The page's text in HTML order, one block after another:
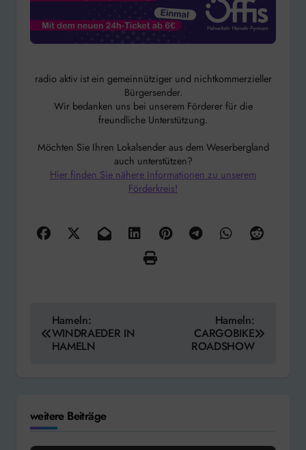
radio aktiv ist ein gemeinnütziger und nichtkommerzieller
Bürgersender.
Wir bedanken uns bei unserem Förderer für die
freundliche Unterstützung.
Möchten Sie Ihren Lokalsender aus dem Weserbergland
auch unterstützen?
Hier finden Sie nähere Informationen zu unserem
Förderkreis!
Beitragsnavigation
Hameln:
WINDRAEDER IN
HAMELN
Hameln:
CARGOBIKE
ROADSHOW
weitere Beiträge